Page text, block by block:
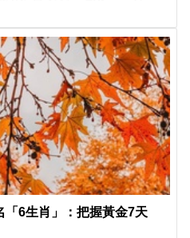
「6生肖」：把握黃金7天